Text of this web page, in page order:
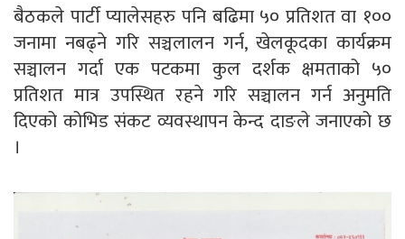
बैठकले पार्टी प्यालेसहरु पनि बढिमा ५० प्रतिशत वा १००
जनामा नबढ्ने गरि सञ्चलालन गर्न, खेलकूदका कार्यक्रम
सञ्चालन गर्दा एक पटकमा कुल दर्शक क्षमताको ५०
प्रतिशत मात्र उपस्थित रहने गरि सञ्चालन गर्न अनुमति
दिएको कोभिड संकट व्यवस्थापन केन्द दाङले जनाएको छ
।